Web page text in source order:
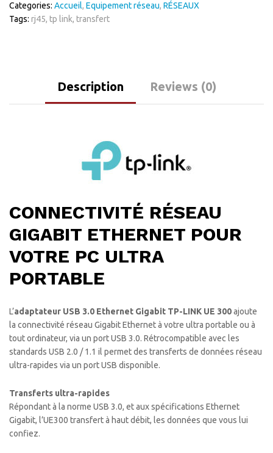
quantity
Categories: Accueil, Equipement réseau, RÉSEAUX
Tags: rj45, tp link, transfert
Description Reviews (0)
CONNECTIVITÉ RÉSEAU
GIGABIT ETHERNET POUR
VOTRE PC ULTRA
PORTABLE
L’adaptateur USB 3.0 Ethernet Gigabit TP-LINK UE 300ajoute
la connectivité réseau Gigabit Ethernet à votre ultra portable ou à
tout ordinateur, via un port USB 3.0. Rétrocompatible avec les
standards USB 2.0 / 1.1 il permet des transferts de données réseau
ultra-rapides via un port USB disponible.
Transferts ultra-rapides
Répondant à la norme USB 3.0, et aux spécifications Ethernet
Gigabit, l’UE300 transfert à haut débit, les données que vous lui
confiez.